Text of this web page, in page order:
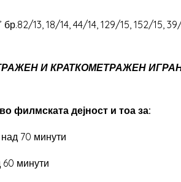
13, 18/14, 44/14, 129/15, 152/15, 39/
И КРАТКОМЕТРАЖЕН
филмската дејност и тоа за:
70 минути
минути